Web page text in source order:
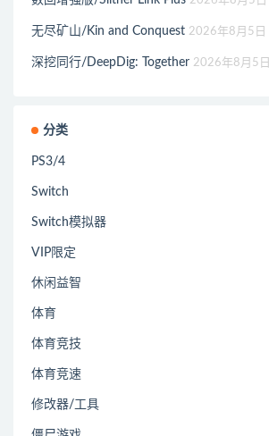
无尽矿山/Kin and Conquest 2026年8月5日
深挖同行/DeepDig: Together 2026年8月5日
分类
PS3/4
Switch
Switch模拟器
VIP限定
休闲益智
体育
体育竞技
体育竞速
修改器/工具